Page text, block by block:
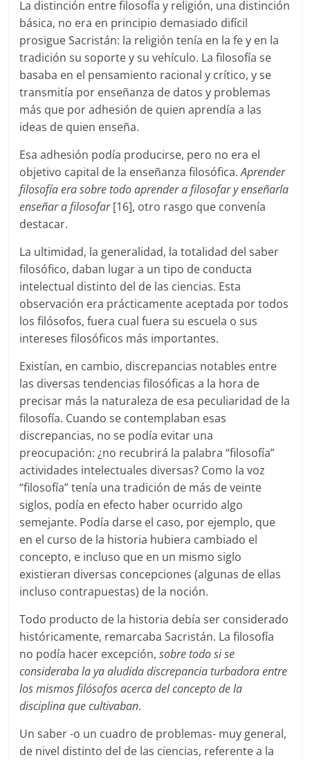
La distinción entre filosofía y religión, una distinción
básica, no era en principio demasiado difícil
prosigue Sacristán: la religión tenía en la fe y en la
tradición su soporte y su vehículo. La filosofía se
basaba en el pensamiento racional y crítico, y se
transmitía por enseñanza de datos y problemas
más que por adhesión de quien aprendía a las
ideas de quien enseña.
Esa adhesión podía producirse, pero no era el
objetivo capital de la enseñanza filosófica.Aprender
filosofía era sobre todo aprender a filosofar y enseñarla
enseñar a filosofar[16], otro rasgo que convenía
destacar.
La ultimidad, la generalidad, la totalidad del saber
filosófico, daban lugar a un tipo de conducta
intelectual distinto del de las ciencias. Esta
observación era prácticamente aceptada por todos
los filósofos, fuera cual fuera su escuela o sus
intereses filosóficos más importantes.
Existían, en cambio, discrepancias notables entre
las diversas tendencias filosóficas a la hora de
precisar más la naturaleza de esa peculiaridad de la
filosofía. Cuando se contemplaban esas
discrepancias, no se podía evitar una
preocupación: ¿no recubrirá la palabra “filosofía”
actividades intelectuales diversas? Como la voz
“filosofía” tenía una tradición de más de veinte
siglos, podía en efecto haber ocurrido algo
semejante. Podía darse el caso, por ejemplo, que
en el curso de la historia hubiera cambiado el
concepto, e incluso que en un mismo siglo
existieran diversas concepciones (algunas de ellas
incluso contrapuestas) de la noción.
Todo producto de la historia debía ser considerado
históricamente, remarcaba Sacristán. La filosofía
no podía hacer excepción,sobre todo si se
consideraba la ya aludida discrepancia turbadora entre
los mismos filósofos acerca del concepto de la
disciplina que cultivaban.
Un saber -o un cuadro de problemas- muy general,
de nivel distinto del de las ciencias, referente a la